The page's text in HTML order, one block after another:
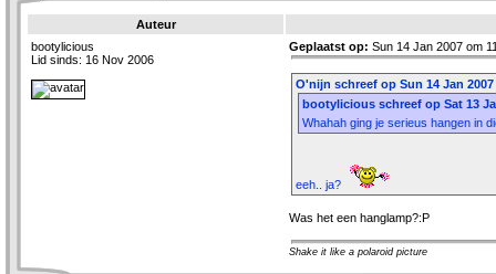
Auteur
bootylicious
Lid sinds: 16 Nov 2006
Geplaatst op: Sun 14 Jan 2007 om
O'nijn schreef op Sun 14 Jan
bootylicious schreef op Sat 13
Whahah ging je serieus hangen in
eeh.. ja?
Was het een hanglamp?:P
Shake it like a polaroid picture